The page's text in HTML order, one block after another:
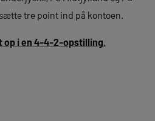
tre point ind på kontoen.
op i en 4-4-2-opstilling.